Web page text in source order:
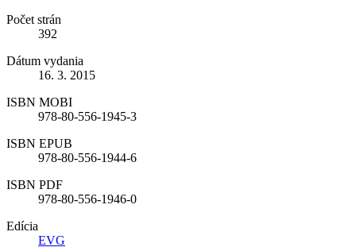
Počet strán
392
Dátum vydania
16. 3. 2015
ISBN MOBI
978-80-556-1945-3
ISBN EPUB
978-80-556-1944-6
ISBN PDF
978-80-556-1946-0
Edícia
EVG